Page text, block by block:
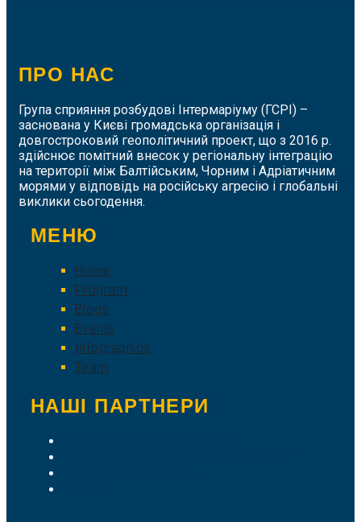
ПРО НАС
Група сприяння розбудові Інтермаріуму (ГСРІ) –
заснована у Києві громадська організація і
довгостроковий геополітичний проект, що з 2016 р.
здійснює помітний внесок у регіональну інтеграцію
на території між Балтійським, Чорним і Адріатичним
морями у відповідь на російську агресію і глобальні
виклики сьогодення.
МЕНЮ
Home
Program
Blogs
Events
Infographics
Team
НАШІ ПАРТНЕРИ